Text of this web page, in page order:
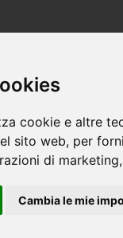
cookie e altre
sito web, per
di marketing,
Cambia le mie